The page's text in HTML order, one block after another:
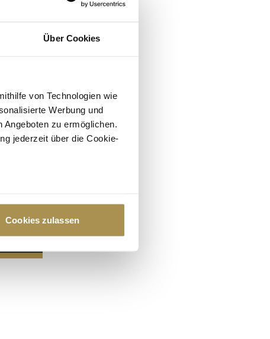
Über Cookies
von Technologien wie
Werbung und
zu ermöglichen.
jederzeit über die Cookie-
Präferenzen im
anbieten zu können
diese Informationen
Rahmen Ihrer Nutzung
Cookies zulassen